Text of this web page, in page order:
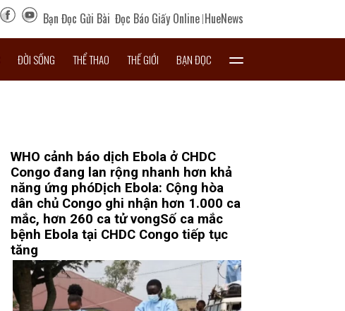
Bạn Đọc Gửi Bài Đọc Báo Giấy Online HueNews
ĐỜI SỐNG THỂ THAO THẾ GIỚI BẠN ĐỌC
WHO cảnh báo dịch Ebola ở CHDC
Congo đang lan rộng nhanh hơn khả
năng ứng phóDịch Ebola: Cộng hòa
dân chủ Congo ghi nhận hơn 1.000 ca
mắc, hơn 260 ca tử vongSố ca mắc
bệnh Ebola tại CHDC Congo tiếp tục
tăng